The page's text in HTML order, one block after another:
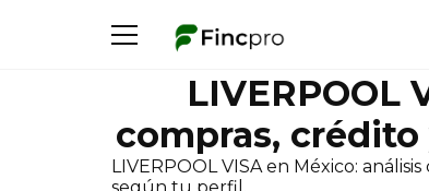
LIVERPOOL
compras,
LIVERPOOL VISA en México: